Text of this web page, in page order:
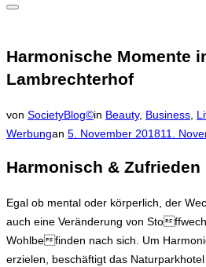
Seitenleiste
Harmonische Momente
Lambrechterhof
von SocietyBlog©in Beauty, Business
Werbungan Veröffentlicht
5. November 201811.
Harmonisch & Zufrieden
Egal ob mental oder körperlich, der
auch eine Veränderung von Sto
Wohlbefinden nach sich. Um
erzielen, beschäftigt das